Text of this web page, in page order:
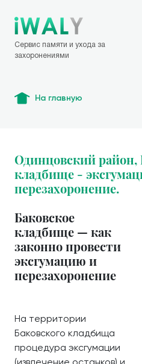
Сервис памяти и ухода за
захоронениями
На главную
Одинцовский район,
кладбище -
перезахоронение.
Баковское
кладбище — как
законно провести
эксгумацию и
перезахоронение
На территории
Баковского кладбища
процедура эксгумации